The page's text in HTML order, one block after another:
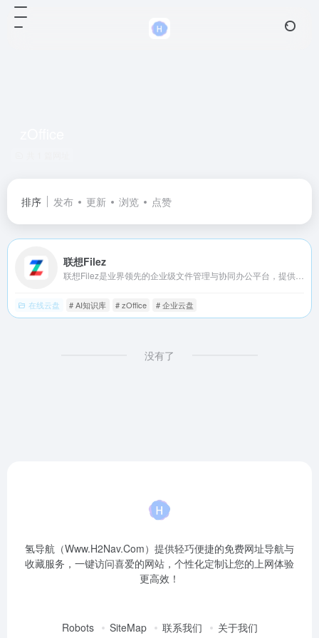
排序 发布 更新 浏览 点赞
联想Filez
在线云盘 # AI知识库 # zOffice # 企业云盘
没有了
氢导航（Www.H2Nav.Com）提供轻巧便捷的免费网址导航与
收藏服务，一键访问喜爱的网站，个性化定制让您的上网体验
更高效！
Robots SiteMap 联系我们 关于我们